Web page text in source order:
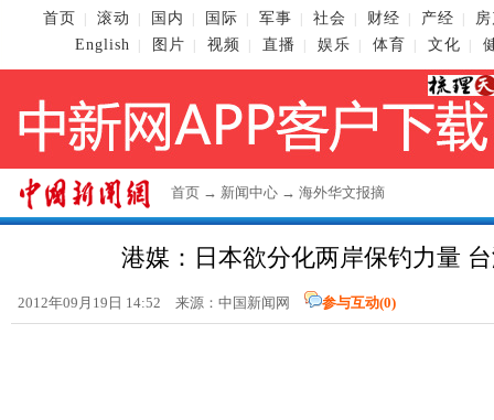
首页 滚动 国内 国际 军事 社会 财经 产经
English
图片 视频 直播 娱乐 体育 文化
首页 → 新闻中心 → 海外华文报摘
港媒：日本欲分化两岸保钓力量
2012年09月19日 14:52 来源： 中国新闻网 参与互动(0)